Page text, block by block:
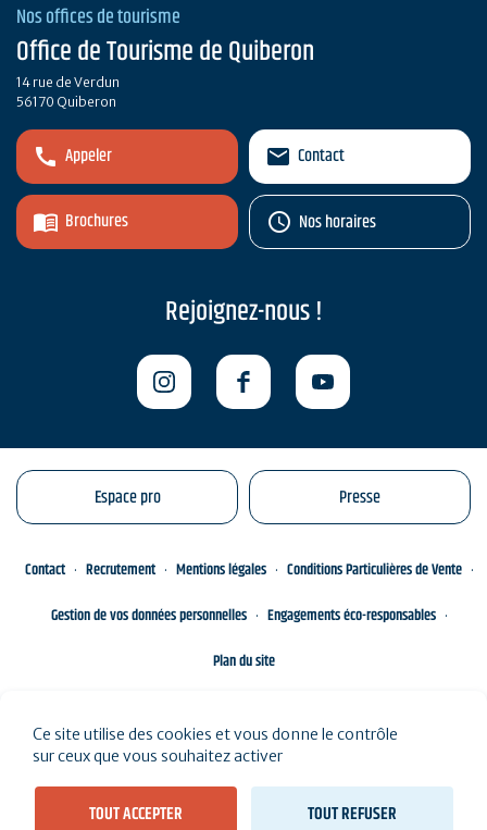
Nos offices de tourisme
Office de Tourisme de Quiberon
14 rue de Verdun
56170 Quiberon
Appeler
Brochures
Contact
Nos horaires
Rejoignez-nous !
Espace pro Presse
Contact Recrutement Mentions légales
Conditions Particulières de Vente
Gestion de vos données personnelles
Engagements éco-responsables
Plan du site
Ce site utilise des cookies et vous donne le contrôle
sur ceux que vous souhaitez activer
TOUT ACCEPTER TOUT REFUSER